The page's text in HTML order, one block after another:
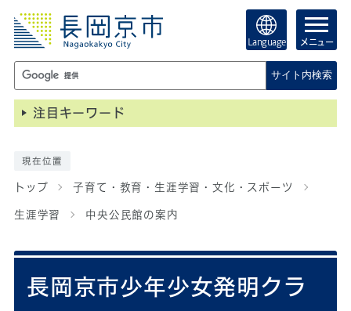
Language メニュー
サイト内検索
注目キーワード
現在位置
トップ 子育て・教育・生涯学習・文化・スポーツ
生涯学習 中央公民館の案内
長岡京市少年少女発明クラ